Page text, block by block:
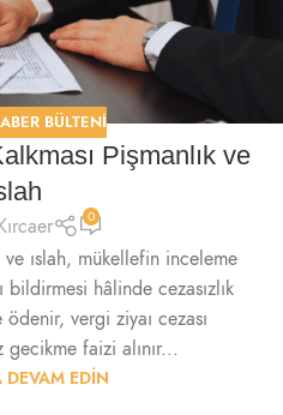
BÜLTENI
Pişmanlık ve
0
ıslah, mükellefin inceleme
bildirmesi hâlinde cezasızlık
vergi ziyaı cezası
gecikme faizi alınır...
DEVAM EDIN